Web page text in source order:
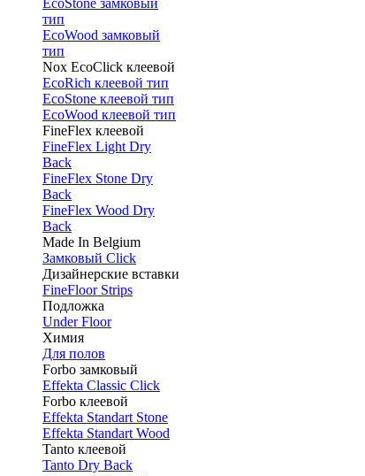
EcoStone замковый
тип
EcoWood замковый
тип
Nox EcoClick клеевой
EcoRich клеевой тип
EcoStone клеевой тип
EcoWood клеевой тип
FineFlex клеевой
FineFlex Light Dry
Back
FineFlex Stone Dry
Back
FineFlex Wood Dry
Back
Made In Belgium
Замковый Click
Дизайнерские вставки
FineFloor Strips
Подложка
Under Floor
Химия
Для полов
Forbo замковый
Effekta Classic Click
Forbo клеевой
Effekta Standart Stone
Effekta Standart Wood
Tanto клеевой
Tanto Dry Back